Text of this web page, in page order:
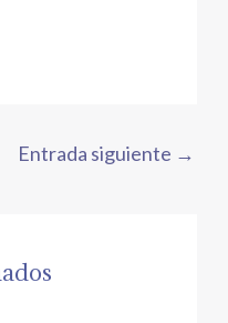
Entrada siguiente →